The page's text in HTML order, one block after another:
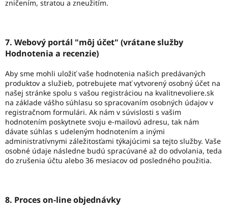
zničením, stratou a zneužitím.
7. Webový portál "môj účet" (vrátane služby
Hodnotenia a recenzie)
Aby sme mohli uložiť vaše hodnotenia našich predávaných
produktov a služieb, potrebujete mať vytvorený osobný účet na
našej stránke spolu s vašou registráciou na kvalitnevoliere.sk
na základe vášho súhlasu so spracovaním osobných údajov v
registračnom formulári. Ak nám v súvislosti s vašim
hodnotením poskytnete svoju e-mailovú adresu, tak nám
dávate súhlas s udeleným hodnotením a inými
administratívnymi záležitosťami týkajúcimi sa tejto služby. Vaše
osobné údaje následne budú spracúvané až do odvolania, teda
do zrušenia účtu alebo 36 mesiacov od posledného použitia.
8. Proces on-line objednávky